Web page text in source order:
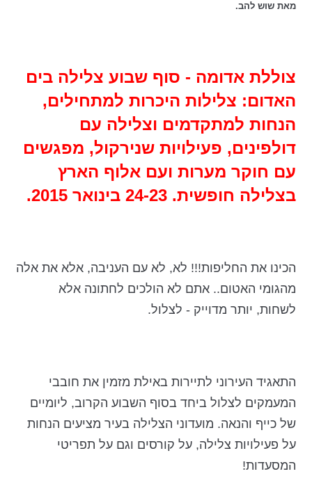
מאת שוש להב.
צוללת אדומה - סוף שבוע צלילה בים
האדום: צלילות היכרות למתחילים,
הנחות למתקדמים וצלילה עם
דולפינים, פעילויות שנירקול, מפגשים
עם חוקר מערות ועם אלוף הארץ
בצלילה חופשית. 24-23 בינואר 2015.
הכינו את החליפות!!! לא, לא עם העניבה, אלא את אלה
מהגומי האטום.. אתם לא הולכים לחתונה אלא
לשחות, יותר מדוייק - לצלול.
התאגיד העירוני לתיירות באילת מזמין את חובבי
המעמקים לצלול ביחד בסוף השבוע הקרוב, ליומיים
של כייף והנאה. מועדוני הצלילה בעיר מציעים הנחות
על פעילויות צלילה, על קורסים וגם על תפריטי
המסעדות!